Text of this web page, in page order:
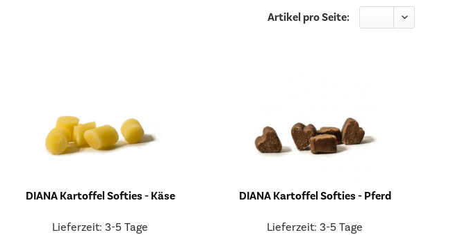
Artikel pro Seite:
DIANA Kartoffel Softies - Käse
Lieferzeit: 3-5 Tage
DIANA Kartoffel Softies - Pferd
Lieferzeit: 3-5 Tage